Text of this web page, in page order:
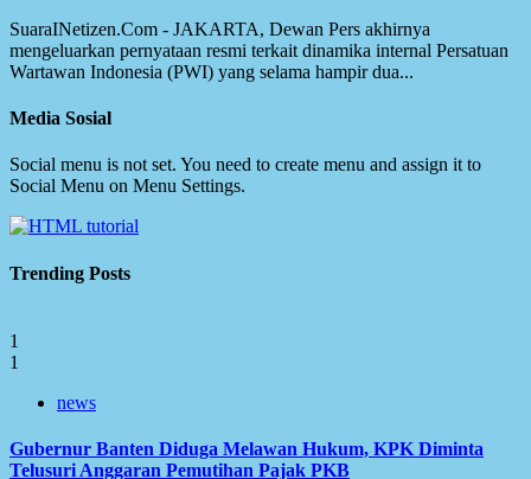
SuaraINetizen.Com - JAKARTA, Dewan Pers akhirnya
mengeluarkan pernyataan resmi terkait dinamika internal Persatuan
Wartawan Indonesia (PWI) yang selama hampir dua...
Media Sosial
Social menu is not set. You need to create menu and assign it to
Social Menu on Menu Settings.
Trending Posts
1
1
news
Gubernur Banten Diduga Melawan Hukum, KPK Diminta
Telusuri Anggaran Pemutihan Pajak PKB